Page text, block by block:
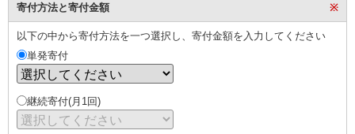
寄付方法と寄付金額 ※
以下の中から寄付方法を一つ選択し、寄付金額を入力してください
単発寄付
継続寄付(月1回)